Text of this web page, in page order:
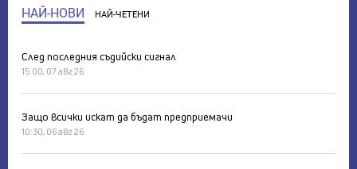
НАЙ-НОВИ НАЙ-ЧЕТЕНИ
След последния съдийски сигнал
15:00, 07 авг 26
Защо всички искат да бъдат предприемачи
10:30, 06 авг 26